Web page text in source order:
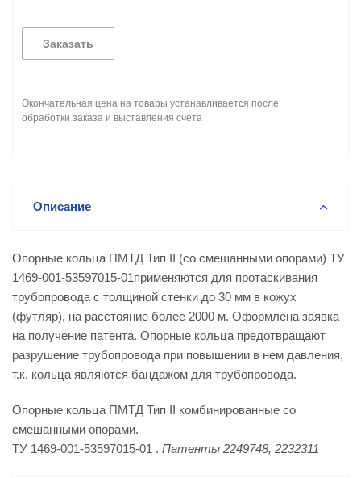
Заказать
Окончательная цена на товары устанавливается после
обработки заказа и выставления счета
Описание
Опорные кольца ПМТД Тип II (со смешанными опорами) ТУ
1469-001-53597015-01применяются для протаскивания
трубопровода с толщиной стенки до 30 мм в кожух
(футляр), на расстояние более 2000 м. Оформлена заявка
на получение патента. Опорные кольца предотвращают
разрушение трубопровода при повышении в нем давления,
т.к. кольца являются бандажом для трубопровода.
Опорные кольца ПМТД Тип II комбинированные со
смешанными опорами.
ТУ 1469-001-53597015-01 . Патенты 2249748, 2232311